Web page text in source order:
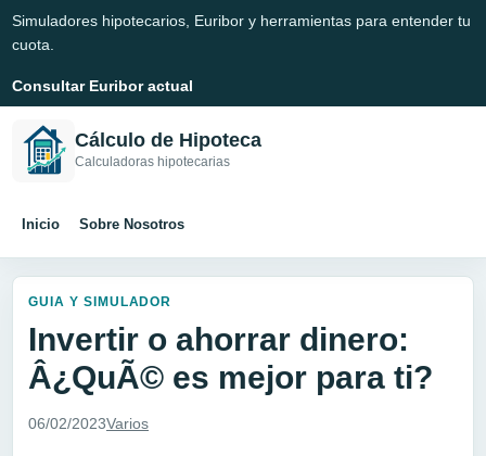
Simuladores hipotecarios, Euribor y herramientas para entender tu
cuota.
Consultar Euribor actual
Cálculo de Hipoteca
Calculadoras hipotecarias
Inicio Sobre Nosotros
GUIA Y SIMULADOR
Invertir o ahorrar dinero:
Â¿QuÃ© es mejor para ti?
06/02/2023Varios